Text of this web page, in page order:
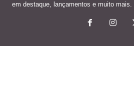
em destaque, lançamentos e muito